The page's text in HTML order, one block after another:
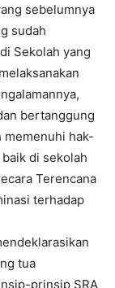
sebelumnya
sudah
Sekolah yang
bertanggung
memenuhi hak-
di sekolah
Terencana
terhadap
tua
prinsip SRA